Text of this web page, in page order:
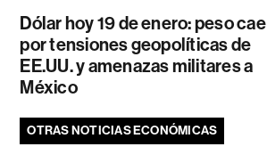
Dólar hoy 19 de enero: peso cae
por tensiones geopolíticas de
EE.UU. y amenazas militares a
México
OTRAS NOTICIAS ECONÓMICAS